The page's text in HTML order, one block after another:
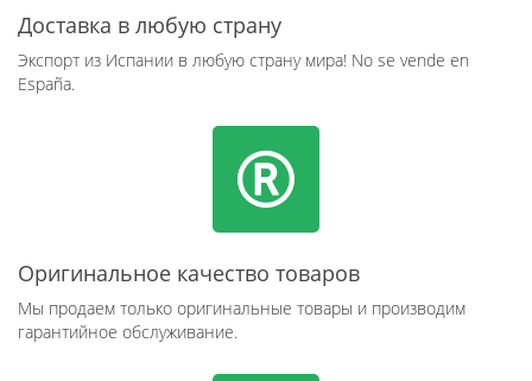
Доставка в любую страну
Экспорт из Испании в любую страну мира! No se vende en
España.
Оригинальное качество товаров
Мы продаем только оригинальные товары и производим
гарантийное обслуживание.